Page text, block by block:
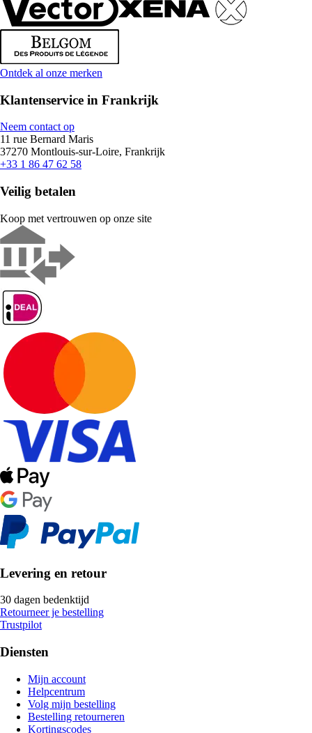
Ontdek al onze merken
Klantenservice in Frankrijk
Neem contact op
11 rue Bernard Maris
37270 Montlouis-sur-Loire, Frankrijk
+33 1 86 47 62 58
Veilig betalen
Koop met vertrouwen op onze site
Levering en retour
30 dagen bedenktijd
Retourneer je bestelling
Trustpilot
Diensten
Mijn account
Helpcentrum
Volg mijn bestelling
Bestelling retourneren
Kortingscodes